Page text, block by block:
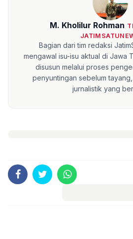
M. Kholilur Rohman
Bagian dari tim redaksi
mengawal isu-isu aktual di Jawa
disusun melalui proses
penyuntingan sebelum
jurnalistik yang